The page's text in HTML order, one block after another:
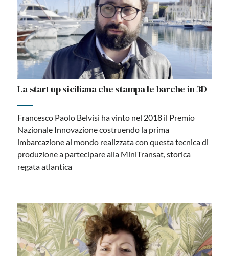
La start up siciliana che stampa le barche in 3D
Francesco Paolo Belvisi ha vinto nel 2018 il Premio
Nazionale Innovazione costruendo la prima
imbarcazione al mondo realizzata con questa tecnica di
produzione a partecipare alla MiniTransat, storica
regata atlantica